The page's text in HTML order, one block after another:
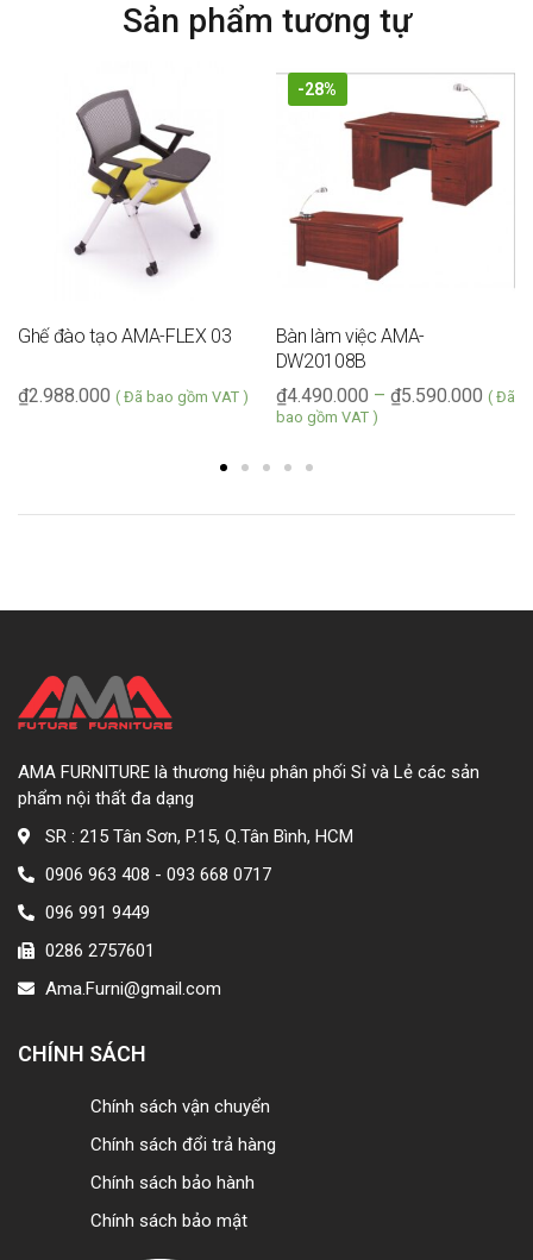
Sản phẩm tương tự
Ghế đào tạo AMA-FLEX 03
2.988.000
₫ ( Đã bao gồm VAT )
-28%
Bàn làm việc AMA-
DW20108B
4.490.000
₫ – 5.590.000
₫
( Đã
bao gồm VAT )
AMA FURNITURE là thương hiệu phân phối Sỉ và Lẻ các sản
phẩm nội thất đa dạng
SR : 215 Tân Sơn, P.15, Q.Tân Bình, HCM
0906 963 408 - 093 668 0717
096 991 9449
0286 2757601
Ama.Furni@gmail.com
CHÍNH SÁCH
Chính sách vận chuyển
Chính sách đổi trả hàng
Chính sách bảo hành
Chính sách bảo mật